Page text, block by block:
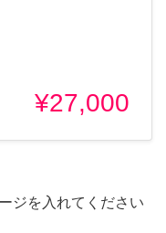
¥27,000
ジを入れてください